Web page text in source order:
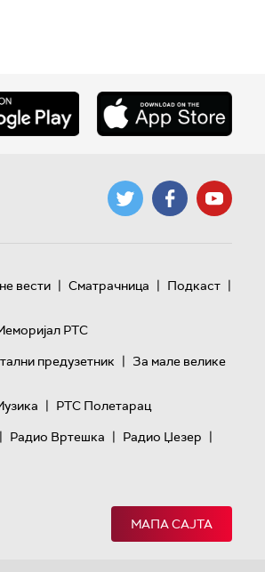
вести | Сматрачница | Подкаст |
РТС
предузетник | За мале велике
| РТС Полетарац
| Радио Вртешка | Радио Џезер |
МАПА САЈТА